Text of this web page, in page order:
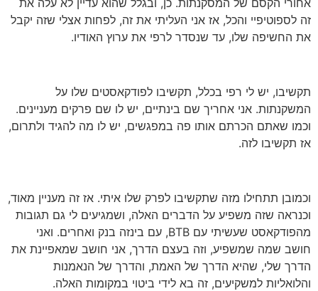
אחורי הקסם של המסקנתות. כן, ובגלל שהוא עדיין לא עלה את
זה לספוטיפיי והכל, אז אני העליתי את זה, לפחות אצלי שזה יקבל
את החשיפה שלו, עד שנסדר לרפי את ערוץ האודיו.
תקשיבו, יש לי רפי בכלל, תקשיבו לפודקאסטים שלו על
המשקנתות. אני אחריך שם בינתיים, יש לו שם פרקים מעניינים.
וכמו שאתם הכרתם אותו פה במפגשים, יש לו מה להגיד ולתרום,
אז תקשיבו לזה.
וכמובן תתחילו מזה שתקשיבו לפרק שלו איתי. אז זה מעניין מאוד,
וכנראה שזה משפיע על הדברים האלה, ושמגיעים לי גם תגובות
מהפודקאסט שעשיתי עם BTB, עם בינזה בנק ואחרים. ואני
חושב שמה שמשפיע, וזה בעצם הדרך, אני חושב שמאפיינת את
הדרך שלי, שהיא הדרך של האמת, והדרך של הנאמנות
והלואליות למשקיעים, זה בא לידי ביטוי במקומות האלה.